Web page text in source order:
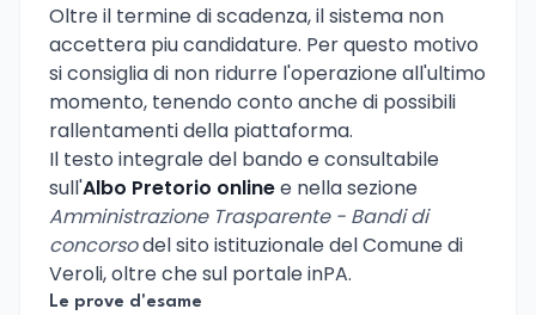
Oltre il termine di scadenza, il sistema non
accettera piu candidature. Per questo motivo
si consiglia di non ridurre l'operazione all'ultimo
momento, tenendo conto anche di possibili
rallentamenti della piattaforma.
Il testo integrale del bando e consultabile
sull'Albo Pretorio onlinee nella sezione
Amministrazione Trasparente - Bandi di
concorsodel sito istituzionale del Comune di
Veroli, oltre che sul portale inPA.
Le prove d'esame